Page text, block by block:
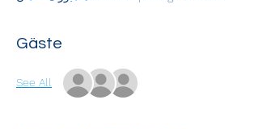
Gäste
See All